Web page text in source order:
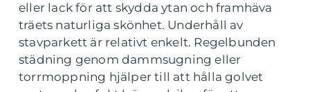
eller lack för att skydda ytan och framhäva
träets naturliga skönhet. Underhåll av
stavparkett är relativt enkelt. Regelbunden
städning genom dammsugning eller
torrmoppning hjälper till att hålla golvet